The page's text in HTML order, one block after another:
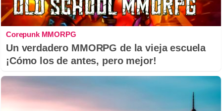
Corepunk MMORPG
Un verdadero MMORPG de la vieja escuela
¡Cómo los de antes, pero mejor!